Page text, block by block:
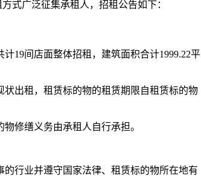
式广泛征集承租人， 招租公告如下：
计19间店面整体招租，建筑面积合计1999.22平
出租，租赁标的物的租赁期限自租赁标的物
修缮义务由承租人自行承担。
行业并遵守国家法律、租赁标的物所在地有